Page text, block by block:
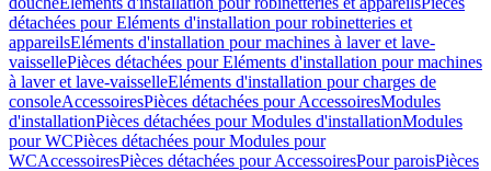
détachées pour Eléments d'installation pour robinetteries et
appareilsEléments d'installation pour machines à laver et lave-
vaissellePièces détachées pour Eléments d'installation pour machines
à laver et lave-vaisselleEléments d'installation pour charges de
consoleAccessoiresPièces détachées pour AccessoiresModules
d'installationPièces détachées pour Modules d'installationModules
pour WCPièces détachées pour Modules pour
WCAccessoiresPièces détachées pour AccessoiresPour paroisPièces